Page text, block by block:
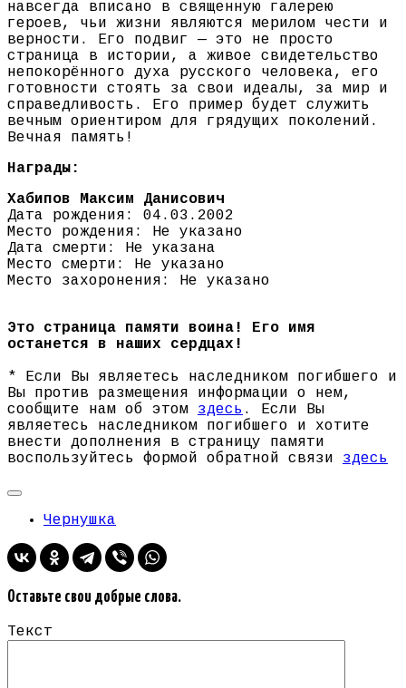
навсегда вписано в священную галерею
героев, чьи жизни являются мерилом чести и
верности. Его подвиг — это не просто
страница в истории, а живое свидетельство
непокорённого духа русского человека, его
готовности стоять за свои идеалы, за мир и
справедливость. Его пример будет служить
вечным ориентиром для грядущих поколений.
Вечная память!
Награды:
Хабипов Максим Данисович
Дата рождения: 04.03.2002
Место рождения: Не указано
Дата смерти: Не указана
Место смерти: Не указано
Место захоронения: Не указано
Это страница памяти воина! Его имя
останется в наших сердцах!
* Если Вы являетесь наследником погибшего и
Вы против размещения информации о нем,
сообщите нам об этом здесь . Если Вы
являетесь наследником погибшего и хотите
внести дополнения в страницу памяти
воспользуйтесь формой обратной связи здесь
Чернушка
Оставьте свои добрые слова.
Текст